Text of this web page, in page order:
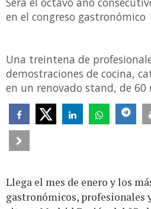
en el congreso gastronómico
Una treintena de
demostraciones de cocina,
en un renovado stand, de 60
Llega el mes de enero y los
gastronómicos, profesionales